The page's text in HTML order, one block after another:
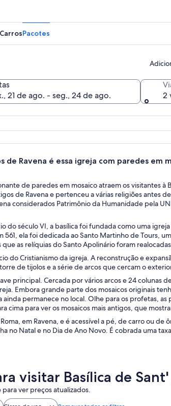
azul límpido.
CarrosPacotes
21 de ago. - seg., 24 de ago.
2
de Ravena é essa igreja com paredes em
de paredes em mosaico atraem os visitantes à
de Ravena e pertenceu a várias religiões antes
considerados Patrimônio da Humanidade pela
do século VI, a basílica foi fundada como uma
ela foi dedicada ao Santo Martinho de Tours,
as relíquias do Santo Apolinário foram
do Cristianismo da igreja. A reconstrução e
de tijolos e a série de arcos que cercam o
principal. Cercada por vários arcos e 24 colunas
Embora grande parte dos mosaicos originais
permanece no local. Olhe para os profetas, as
cima para ver os mosaicos mais antigos, que
em Ravena, e é acessível a pé, de carro ou
no Natal e no Dia de Ano Novo. É cobrada uma
visitar Basílica de
ver preços atualizados.